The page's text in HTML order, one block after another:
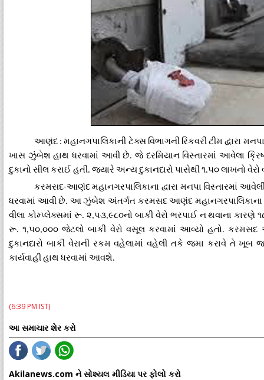
આણંદ:મહાનગપાલિકાની ટેક્સ વિભાગની રિકવરી ટીમ દ્વારા મનપા
ખાસ ઝુંબેશ હાથ ધરવામાં આવી છે. જે દરમિયાન વિસ્તારમાં આવેલા
દુકાનો સીલકરાઈ હતી. જ્યારે અન્યદુકાનદારો પાસેથી૧.૫૦લાખનો વેરો
કરમસદ-આણંદ મહાનગરપાલિકાના દ્વારા મનપા વિસ્તારમાં
ધરવામાં આવી છે. આ ઝુંબેશ અંતર્ગત કરમસદ આણંદ મહાનગરપાલિકાના
વીલા કોમ્પ્લેક્સમાં રૂ. ૨,૫૩,૯૮૦નો બાકી વેરો ભરપાઈ ન થવાના કારણે
રૂ.૧,૫૦,૦૦૦ જેટલો બાકી વેરો વસૂલ કરવામાં આવ્યો હતો.કરમસદ
દુકાનદારો બાકી વેરાની રકમ વહેલામાં વહેલી તકે જમા કરાવે તે ખૂબ
કાર્યવાહીહાથ ધરવામાં આવશે.
(6:39 PM IST)
આ સમાચાર શેર કરો
Akilanews.com ને સોશ્યલ મીડિયા પર ફોલો કરો